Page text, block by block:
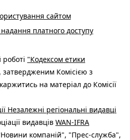
сайтом
платного доступу
роботі "Кодексом етики
, затвердженим Комісією з
на матеріал до Комісії
Незалежні регіональні видавці
видавців WAN-IFRA
компаній", "Прес-служба",